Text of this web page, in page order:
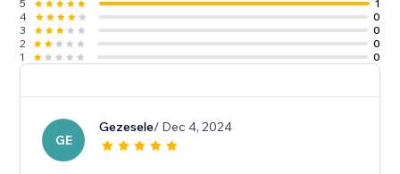
5
1
4
0
3
0
2
0
1
0
GE
Gezesele/ Dec 4, 2024